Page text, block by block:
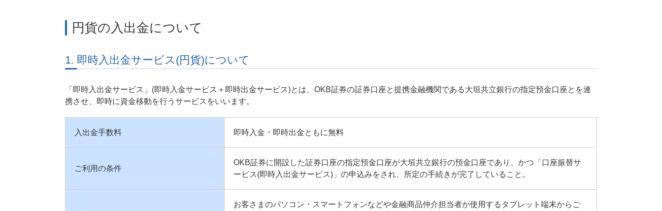
円貨の入出金について
1. 即時入出金サービス(円貨)について
「即時入出金サービス」(即時入金サービス＋即時出金サービス)とは、OKB証券の証券口座と提携金融機関である大垣共立銀行の指定預金口座とを連
携させ、即時に資金移動を行うサービスをいいます。
入出金手数料 即時入金・即時出金ともに無料
ご利用の条件
OKB証券に開設した証券口座の指定預金口座が大垣共立銀行の預金口座であり、かつ「口座振替サ
ービス(即時入出金サービス)」の申込みをされ、所定の手続きが完了していること。
お客さまのパソコン・スマートフォンなどや金融商品仲介担当者が使用するタブレット端末からご